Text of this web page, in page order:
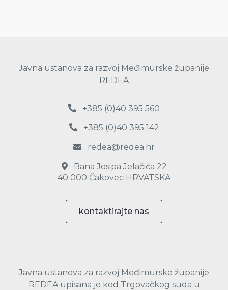
Javna ustanova za razvoj Međimurske županije
REDEA
+385 (0)40 395 560
+385 (0)40 395 142
redea@redea.hr
Bana Josipa Jelačića 22
40 000 Čakovec HRVATSKA
kontaktirajte nas
Javna ustanova za razvoj Međimurske županije
REDEA upisana je kod Trgovačkog suda u